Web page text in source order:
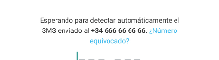
informática,
videojuegos,